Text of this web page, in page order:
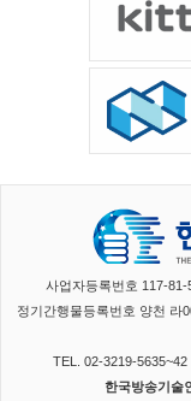
사업자등록번호 117-
정기간행물등록번호 양천 라
TEL. 02-3219-
한국방송기술